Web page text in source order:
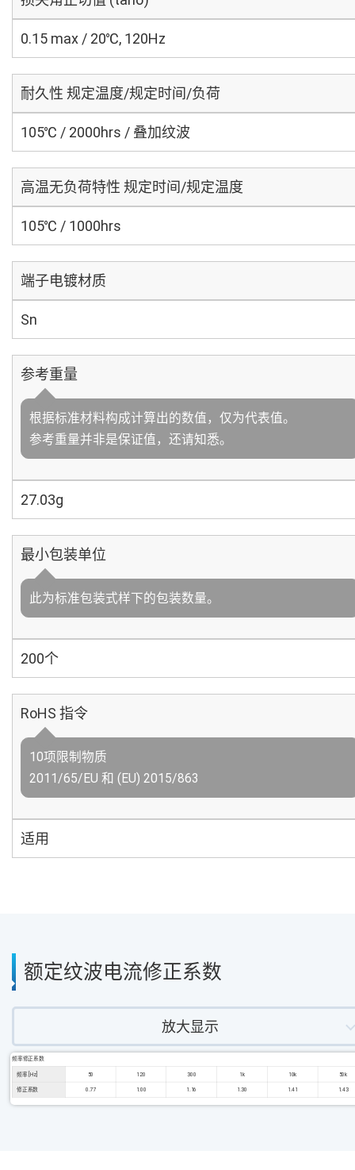
0.15 max / 20℃, 120Hz
耐久性 规定温度/规定时间/负荷
105℃ / 2000hrs / 叠加纹波
高温无负荷特性 规定时间/规定温度
105℃ / 1000hrs
端子电镀材质
Sn
参考重量
根据标准材料构成计算出的数值，仅为代表值。
参考重量并非是保证值，还请知悉。
27.03g
最小包装单位
此为标准包装式样下的包装数量。
200个
RoHS 指令
10项限制物质
2011/65/EU 和 (EU) 2015/863
适用
额定纹波电流修正系数
放大显示
频率修正系数
频率 [Hz] 50 120 300 1k 10k 50k
修正系数 0.77 1.00 1.16 1.30 1.41 1.43